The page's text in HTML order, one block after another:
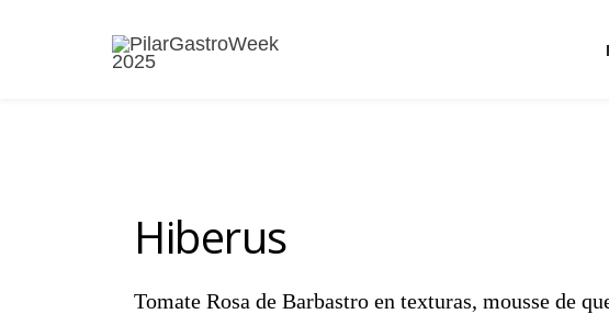
Hiberus
Tomate Rosa de Barbastro en texturas, mousse de